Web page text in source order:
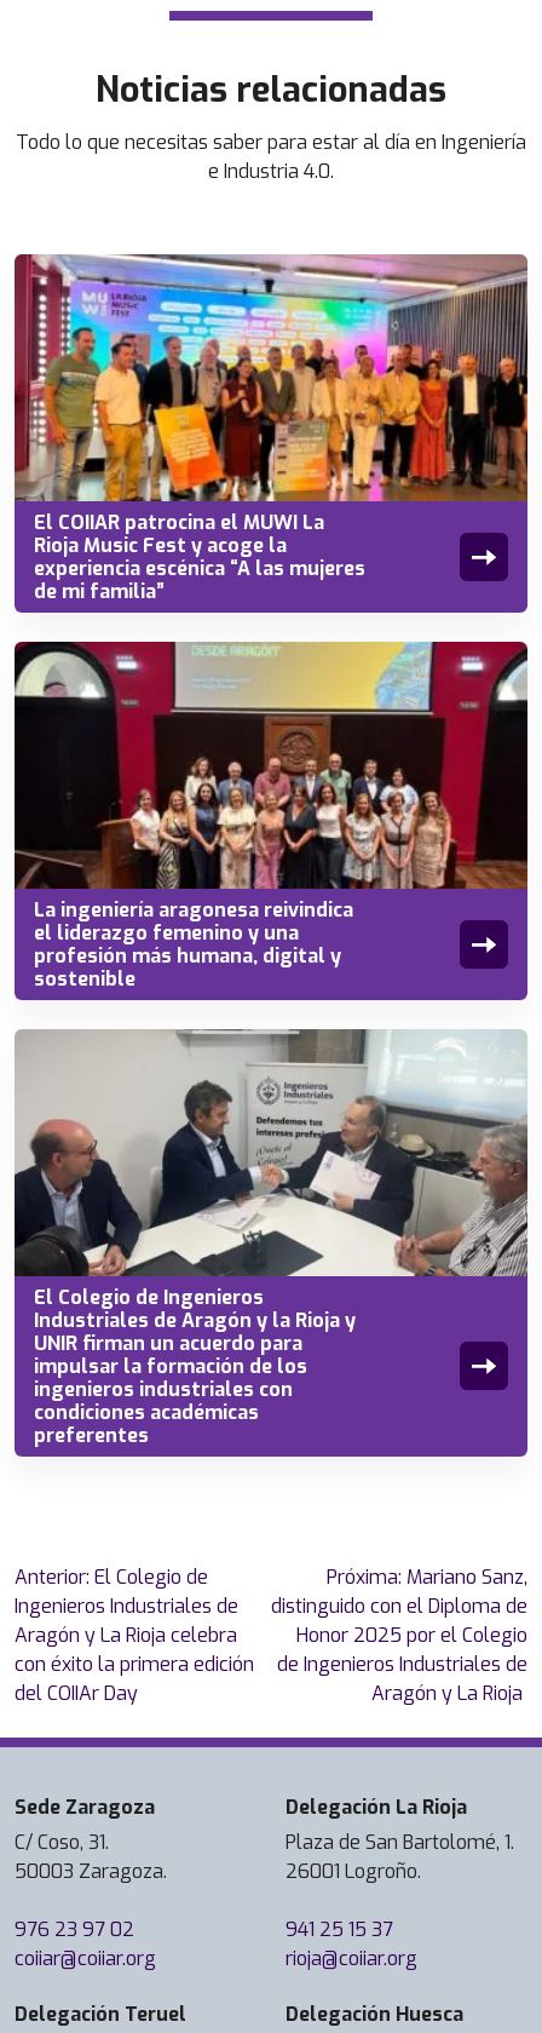
Noticias relacionadas
Todo lo que necesitas saber para estar al día en Ingeniería
e Industria 4.0.
El COIIAR patrocina el MUWI La
Rioja Music Fest y acoge la
experiencia escénica “A las mujeres
de mi familia”
La ingeniería aragonesa reivindica
el liderazgo femenino y una
profesión más humana, digital y
sostenible
El Colegio de Ingenieros
Industriales de Aragón y la Rioja y
UNIR firman un acuerdo para
impulsar la formación de los
ingenieros industriales con
condiciones académicas
preferentes
Navegación
de
entradas
Anterior: El Colegio de
Ingenieros Industriales de
Aragón y La Rioja celebra
con éxito la primera edición
del COIIAr Day
Próxima: Mariano Sanz,
distinguido con el Diploma de
Honor 2025 por el Colegio
de Ingenieros Industriales de
Aragón y La Rioja
Sede Zaragoza
C/ Coso, 31.
50003 Zaragoza.
976 23 97 02
coiiar@coiiar.org
Delegación La Rioja
Plaza de San Bartolomé, 1.
26001 Logroño.
941 25 15 37
rioja@coiiar.org
Delegación Teruel
Delegación Huesca